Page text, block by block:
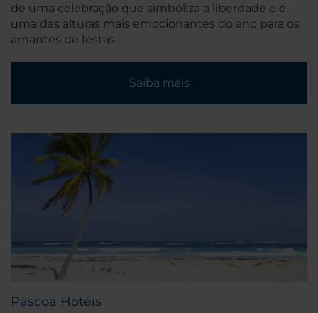
de uma celebração que simboliza a liberdade e é
uma das alturas mais emocionantes do ano para os
amantes de festas
Saiba mais
Páscoa Hotéis